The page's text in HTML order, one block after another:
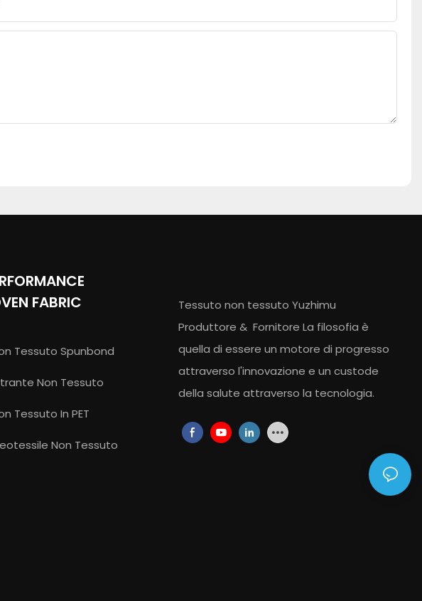
FABRIC
Tessuto Spunbond
Non Tessuto
Tessuto In PET
Non Tessuto
Tessuto non tessuto Yuzhimu
Produttore & Fornitore La filosofia è
quella di essere un motore di progresso
attraverso l'innovazione e un custode
della salute attraverso la tecnologia.